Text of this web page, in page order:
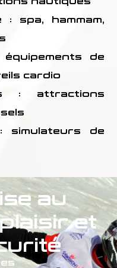
: spa, hammam,
de
cardio
: attractions
simulateurs de
au
et